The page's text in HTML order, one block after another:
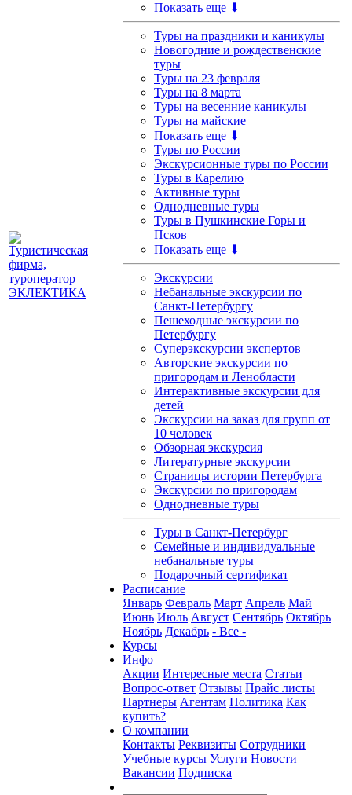
Показать еще ⬇
Туры на праздники и каникулы
Новогодние и рождественские
туры
Туры на 23 февраля
Туры на 8 марта
Туры на весенние каникулы
Туры на майские
Показать еще ⬇
Туры по России
Экскурсионные туры по России
Туры в Карелию
Активные туры
Однодневные туры
Туры в Пушкинские Горы и
Псков
Показать еще ⬇
Экскурсии
Небанальные экскурсии по
Санкт-Петербургу
Пешеходные экскурсии по
Петербургу
Суперэкскурсии экспертов
Авторские экскурсии по
пригородам и Ленобласти
Интерактивные экскурсии для
детей
Экскурсии на заказ для групп от
10 человек
Обзорная экскурсия
Литературные экскурсии
Страницы истории Петербурга
Экскурсии по пригородам
Однодневные туры
Туры в Санкт-Петербург
Семейные и индивидуальные
небанальные туры
Подарочный сертификат
Расписание
Январь Февраль Март Апрель Май
Июнь Июль Август Сентябрь Октябрь
Ноябрь Декабрь - Все -
Курсы
Инфо
Акции Интересные места Статьи
Вопрос-ответ Отзывы Прайс листы
Партнеры Агентам Политика Как
купить?
О компании
Контакты Реквизиты Сотрудники
Учебные курсы Услуги Новости
Вакансии Подписка